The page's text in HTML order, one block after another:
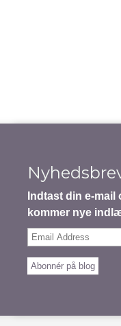
Indtast din e-
kommer nye
Email
Abonnér på blog